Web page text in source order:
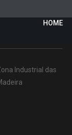
HOME
Industrial das